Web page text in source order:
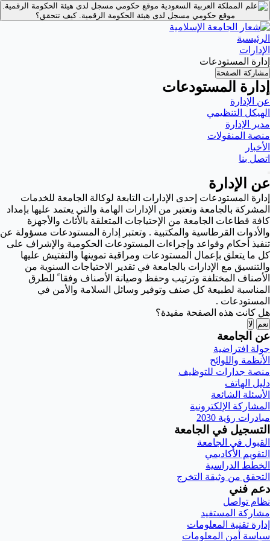
موقع حكومي مسجل لدى هيئة الحكومة الرقمية.
موقع حكومي مسجل لدى هيئة الحكومة الرقمية.كيف تتحقق؟
الرئيسية
الإدارات
إدارة المستودعات
مشاركة الصفحة
إدارة المستودعات
عن الإدارة
الهيكل التنظيمي
مدير الإدارة
منصة المنقولات
الأخبار
اتصل بنا
عن الإدارة
إدارة المستودعات إحدى الإدارات التابعة لوكالة الجامعة للخدمات
المشركة بالجامعة وتعتبر من الإدارات الهامة والتي يعتمد عليها بإمداد
كافة قطاعات الجامعة من الإحتياجات المتعلقة بالأثاث والأجهزة
والأدوات القرطاسية والمكتبية . وتعتبر إدارة المستودعات مسؤولة عن
تنفيذ أحكام وقواعد وإجراءات المستودعات الحكومية والإشراف على
كل ما يتعلق بإعمال المستودعات ومراقبة تموينها والتفتيش عليها
والتنسيق مع الإدارات بالجامعة في تقدير الاحتياجات السنوية من
الأصناف المختلفة وترتيب وحفظ وصيانة الأصناف وفقا ً للطرق
المناسبة لطبيعة كل صنف وتوفير وسائل السلامة والأمن في
المستودعات .
هل كانت هذه الصفحة مفيدة؟
نعم لا
عن الجامعة
جولة افتراضية
الأنظمة واللوائح
منصة جدارات للتوظيف
دليل الهاتف
الأسئلة الشائعة
المشاركة الإلكترونية
مبادرات رؤية 2030
التسجيل في الجامعة
القبول في الجامعة
التقويم الأكاديمي
الخطط الدراسية
التحقق من وثيقة التخرج
دعم فني
نظام تواصل
مشاركة المستفيد
إدارة تقنية المعلومات
سياسة أمن المعلومات